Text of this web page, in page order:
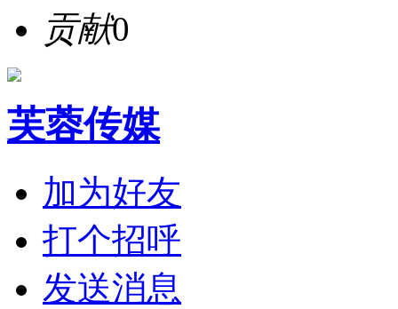
贡献0
芙蓉传媒
加为好友
打个招呼
发送消息